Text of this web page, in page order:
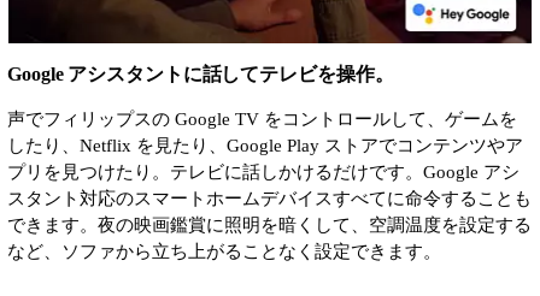
Google アシスタントに話してテレビを操作。
声でフィリップスの Google TV をコントロールして、ゲームを
したり、Netflix を見たり、Google Play ストアでコンテンツやア
プリを見つけたり。テレビに話しかけるだけです。Google アシ
スタント対応のスマートホームデバイスすべてに命令することも
できます。夜の映画鑑賞に照明を暗くして、空調温度を設定する
など、ソファから立ち上がることなく設定できます。